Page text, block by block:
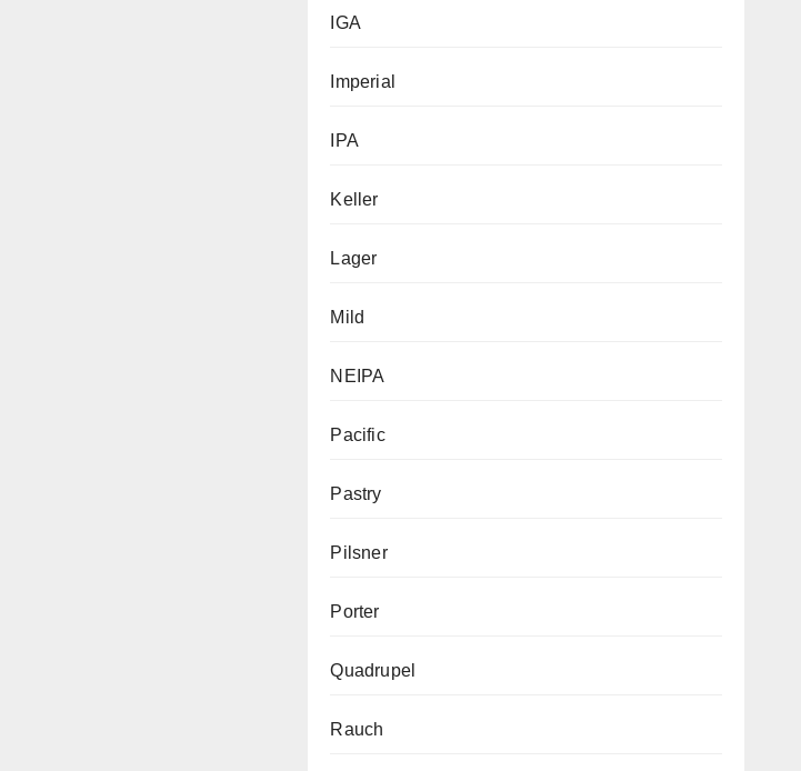
IGA
Imperial
IPA
Keller
Lager
Mild
NEIPA
Pacific
Pastry
Pilsner
Porter
Quadrupel
Rauch